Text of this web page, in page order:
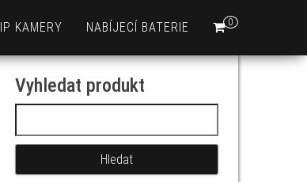
0
IP KAMERY NABÍJECÍ BATERIE
Vyhledat produkt